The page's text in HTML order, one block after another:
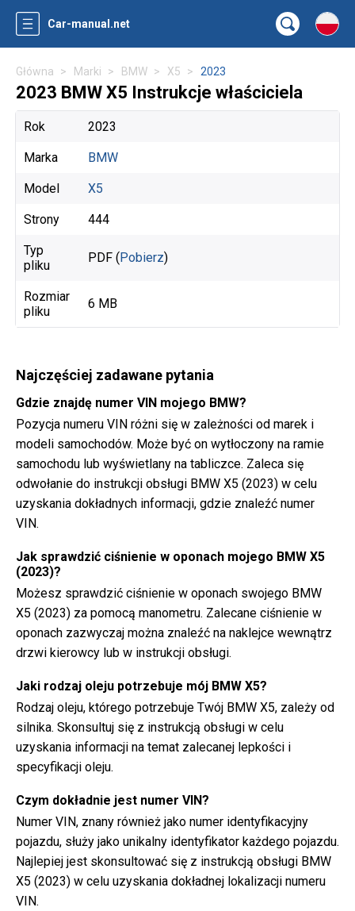
Car-manual.net
Główna Marki BMW X5 2023
2023 BMW X5 Instrukcje właściciela
Rok 2023
Marka BMW
Model X5
Strony 444
Typ
pliku
PDF (Pobierz)
Rozmiar
pliku
6 MB
Najczęściej zadawane pytania
Gdzie znajdę numer VIN mojego BMW?
Pozycja numeru VIN różni się w zależności od marek i
modeli samochodów. Może być on wytłoczony na ramie
samochodu lub wyświetlany na tabliczce. Zaleca się
odwołanie do instrukcji obsługi BMW X5 (2023) w celu
uzyskania dokładnych informacji, gdzie znaleźć numer
VIN.
Jak sprawdzić ciśnienie w oponach mojego BMW X5
(2023)?
Możesz sprawdzić ciśnienie w oponach swojego BMW
X5 (2023) za pomocą manometru. Zalecane ciśnienie w
oponach zazwyczaj można znaleźć na naklejce wewnątrz
drzwi kierowcy lub w instrukcji obsługi.
Jaki rodzaj oleju potrzebuje mój BMW X5?
Rodzaj oleju, którego potrzebuje Twój BMW X5, zależy od
silnika. Skonsultuj się z instrukcją obsługi w celu
uzyskania informacji na temat zalecanej lepkości i
specyfikacji oleju.
Czym dokładnie jest numer VIN?
Numer VIN, znany również jako numer identyfikacyjny
pojazdu, służy jako unikalny identyfikator każdego pojazdu.
Najlepiej jest skonsultować się z instrukcją obsługi BMW
X5 (2023) w celu uzyskania dokładnej lokalizacji numeru
VIN.